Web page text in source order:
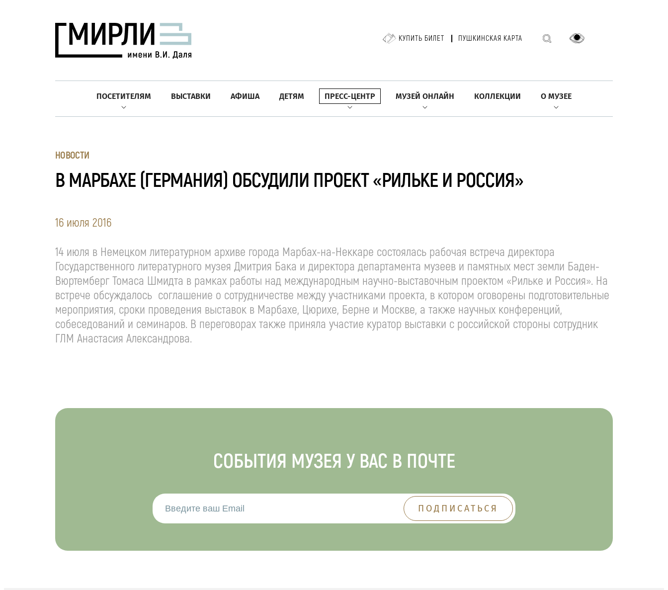
КУПИТЬ БИЛЕТ ПУШКИНСКАЯ КАРТА
ПОСЕТИТЕЛЯМ ВЫСТАВКИ АФИША ДЕТЯМ ПРЕСС-ЦЕНТР МУЗЕЙ ОНЛАЙН КОЛЛЕКЦИИ О МУЗЕЕ
НОВОСТИ
В МАРБАХЕ (ГЕРМАНИЯ) ОБСУДИЛИ ПРОЕКТ «РИЛЬКЕ И РОССИЯ»
16 июля 2016
14 июля в Немецком литературном архиве города Марбах-на-Неккаре состоялась рабочая встреча директора
Государственного литературного музея Дмитрия Бака и директора департамента музеев и памятных мест земли Баден-
Вюртемберг Томаса Шмидта в рамках работы над международным научно-выставочным проектом «Рильке и Россия». На
встрече обсуждалось соглашение о сотрудничестве между участниками проекта, в котором оговорены подготовительные
мероприятия, сроки проведения выставок в Марбахе, Цюрихе, Берне и Москве, а также научных конференций,
собеседований и семинаров. В переговорах также приняла участие куратор выставки с российской стороны сотрудник
ГЛМ Анастасия Александрова.
СОБЫТИЯ МУЗЕЯ У ВАС В ПОЧТЕ